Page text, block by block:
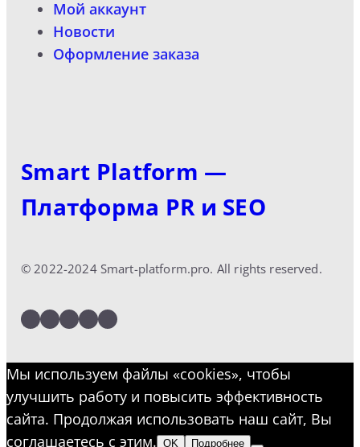
Мой аккаунт
Новости
Оформление заказа
Smart Platform —
Платформа PR и SEO
© 2022-2024 Smart-platform.pro. All rights reserved.
LinkedIn
Facebook
Twitter
Instagram
YouTube
Мы используем файлы «cookies», чтобы
улучшить работу и повысить эффективность
сайта. Продолжая использовать наш сайт, Вы
соглашаетесь с этим. OK Подробнее